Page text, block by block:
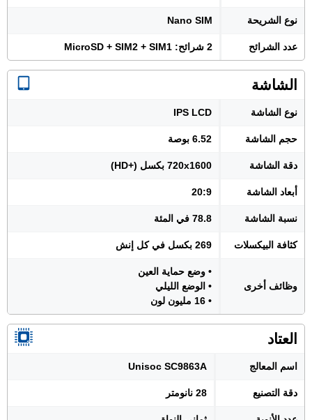
نوع الشريحة Nano SIM
عدد الشرائح 2 شرائح: MicroSD + SIM2 + SIM1
الشاشة
نوع الشاشة IPS LCD
حجم الشاشة 6.52 بوصة
دقة الشاشة 720x1600 بكسل (+HD)
أبعاد الشاشة 20:9
نسبة الشاشة 78.8 في المئة
كثافة البيكسلات 269 بكسل في كل إنش
وظائف أخرى
• وضع حماية العين
• الوضع الليلي
• 16 مليون لون
العتاد
اسم المعالج Unisoc SC9863A
دقة التصنيع 28 نانومتر